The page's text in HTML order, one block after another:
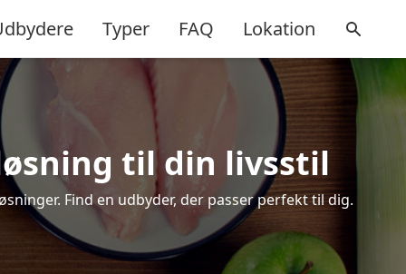
Typer FAQ Lokation
til din livsstil
Find en udbyder, der passer perfekt til dig.